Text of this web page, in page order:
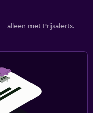
alleen met Prijsalerts.